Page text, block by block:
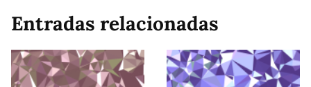
Entradas relacionadas